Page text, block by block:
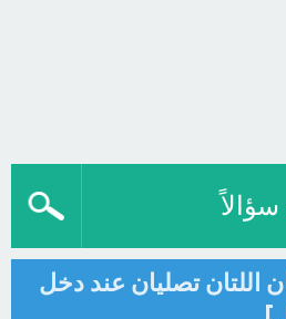
اللتان تصليان عند دخل